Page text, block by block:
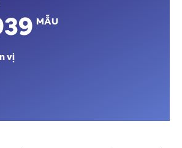
MẪU
vị